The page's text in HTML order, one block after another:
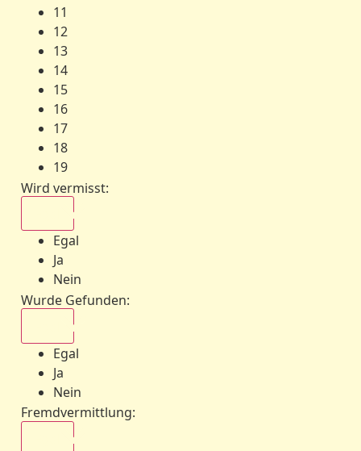
11
12
13
14
15
16
17
18
19
Wird vermisst:
Egal
Ja
Nein
Wurde Gefunden:
Egal
Ja
Nein
Fremdvermittlung: